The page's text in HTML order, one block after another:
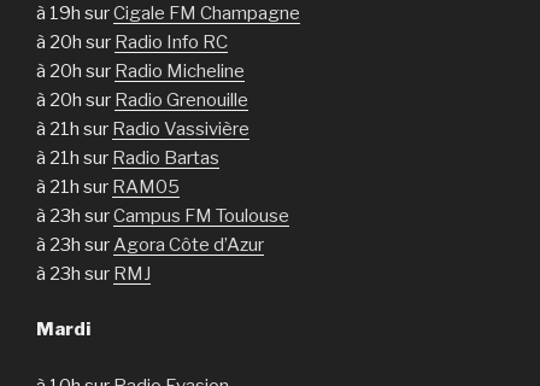
à 19h surCigale FM Champagne
à 20h sur Radio Info RC
à 20h sur Radio Micheline
à 20h sur Radio Grenouille
à 21h sur Radio Vassivière
à 21h sur Radio Bartas
à 21h sur RAM05
à 23h surCampus FM Toulouse
à 23h surAgora Côte d’Azur
à 23h sur RMJ
Mardi